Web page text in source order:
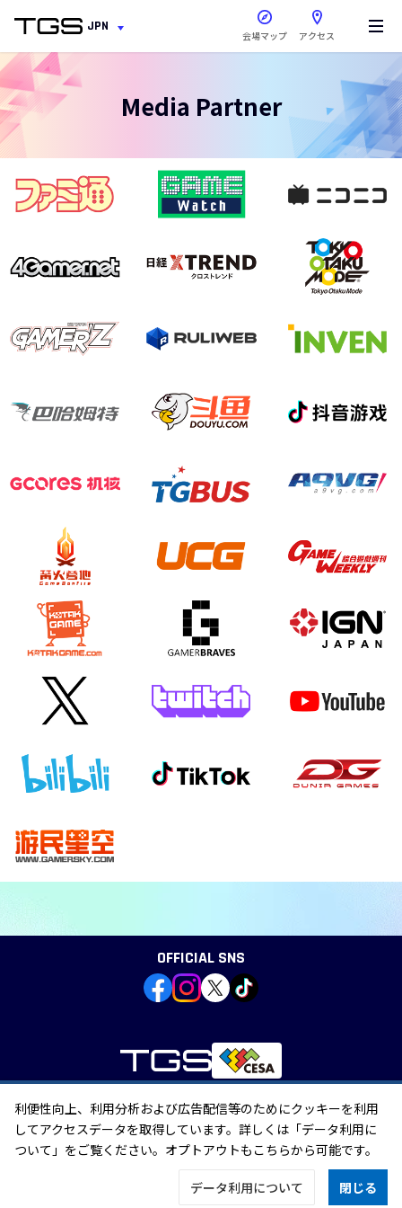
JPN
会場マップ アクセス
新しいウィンドウで開きま
Media Partner
OFFICIAL SNS
個人情報の取り扱い
外部送信
「特定商取引に関する法律」に基づく表示
©CESA/Nikkei Business Publications, Inc. All rights reserved
利便性向上、利用分析および広告配信等のためにクッキーを利用
してアクセスデータを取得しています。詳しくは「データ利用に
ついて」をご覧ください。オプトアウトもこちらから可能です。
データ利用について 閉じる